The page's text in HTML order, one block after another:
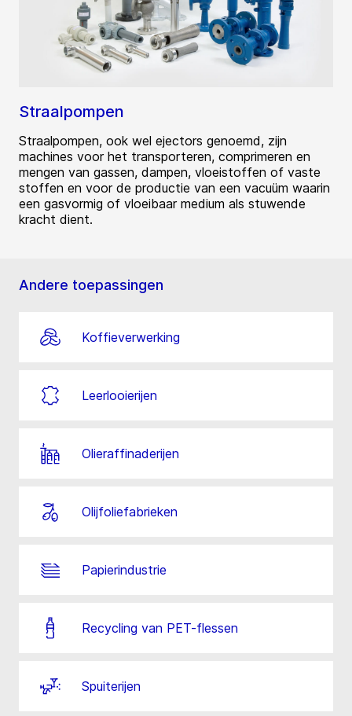
Straalpompen
Straalpompen, ook wel ejectors genoemd, zijn
machines voor het transporteren, comprimeren en
mengen van gassen, dampen, vloeistoffen of vaste
stoffen en voor de productie van een vacuüm waarin
een gasvormig of vloeibaar medium als stuwende
kracht dient.
Andere toepassingen
Koffieverwerking
Leerlooierijen
Olieraffinaderijen
Olijfoliefabrieken
Papierindustrie
Recycling van PET-flessen
Spuiterijen